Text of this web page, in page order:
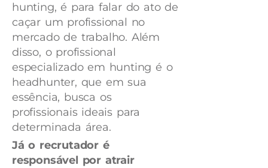
hunting, é para falar do ato de
caçar um profissional no
mercado de trabalho. Além
disso, o profissional
especializado em hunting é o
headhunter, que em sua
essência, busca os
profissionais ideais para
determinada área.
Já o recrutador é
responsável por atrair